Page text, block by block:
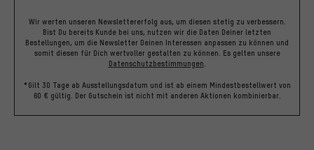
Wir werten unseren Newslettererfolg aus, um diesen stetig zu verbessern.
Bist Du bereits Kunde bei uns, nutzen wir die Daten Deiner letzten
Bestellungen, um die Newsletter Deinen Interessen anpassen zu können und
somit diesen für Dich wertvoller gestalten zu können. Es gelten unsere
Datenschutzbestimmungen.
*Gilt 30 Tage ab Ausstellungsdatum und ist ab einem Mindestbestellwert von
60 € gültig. Der Gutschein ist nicht mit anderen Aktionen kombinierbar.